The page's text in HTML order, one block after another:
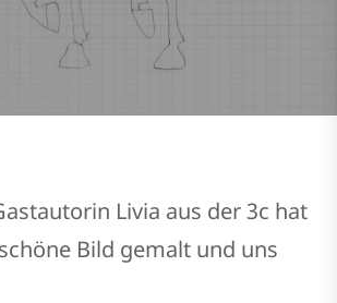
Livia aus der 3c hat
Bild gemalt und uns